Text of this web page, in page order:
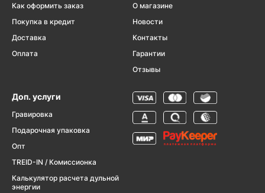
Как оформить заказ
Покупка в кредит
Доставка
Оплата
О магазине
Новости
Контакты
Гарантии
Отзывы
Доп. услуги
Гравировка
Подарочная упаковка
Опт
TREID-IN / Комиссионка
Калькулятор расчета дульной
энергии